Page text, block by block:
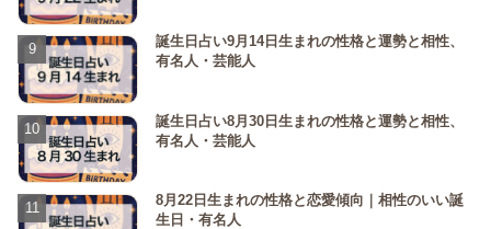
誕生日占い9月14日生まれの性格と運勢と相性、
有名人・芸能人
誕生日占い8月30日生まれの性格と運勢と相性、
有名人・芸能人
8月22日生まれの性格と恋愛傾向｜相性のいい誕
生日・有名人